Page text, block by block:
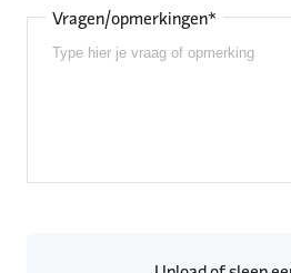
Vragen/opmerkingen*